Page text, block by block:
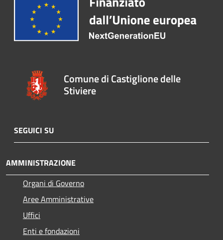
Comune di Castiglione delle
Stiviere
SEGUICI SU
AMMINISTRAZIONE
Organi di Governo
Aree Amministrative
Uffici
Enti e fondazioni